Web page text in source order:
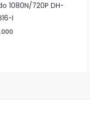
1080N/720P DH-
I